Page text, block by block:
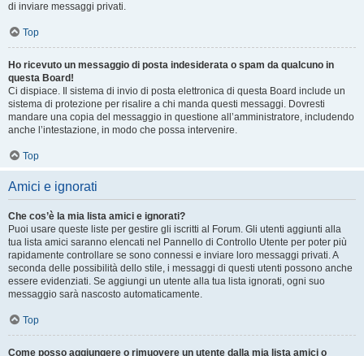
di inviare messaggi privati​​.
Top
Ho ricevuto un messaggio di posta indesiderata o spam da qualcuno in
questa Board!
Ci dispiace. Il sistema di invio di posta elettronica di questa Board include un
sistema di protezione per risalire a chi manda questi messaggi. Dovresti
mandare una copia del messaggio in questione all’amministratore, includendo
anche l’intestazione, in modo che possa intervenire.
Top
Amici e ignorati
Che cos’è la mia lista amici e ignorati?
Puoi usare queste liste per gestire gli iscritti al Forum. Gli utenti aggiunti alla
tua lista amici saranno elencati nel Pannello di Controllo Utente per poter più
rapidamente controllare se sono connessi e inviare loro messaggi privati. A
seconda delle possibilità dello stile, i messaggi di questi utenti possono anche
essere evidenziati. Se aggiungi un utente alla tua lista ignorati, ogni suo
messaggio sarà nascosto automaticamente.
Top
Come posso aggiungere o rimuovere un utente dalla mia lista amici o